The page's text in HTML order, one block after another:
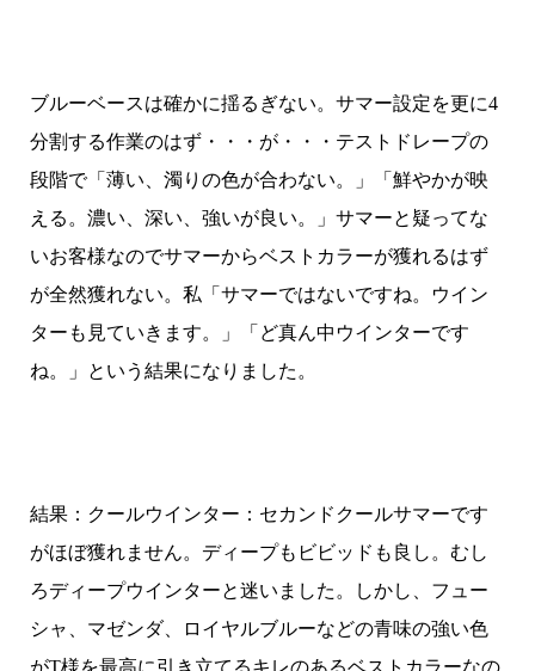
ブルーベースは確かに揺るぎない。サマー設定を更に4
分割する作業のはず・・・が・・・テストドレープの
段階で「薄い、濁りの色が合わない。」「鮮やかが映
える。濃い、深い、強いが良い。」サマーと疑ってな
いお客様なのでサマーからベストカラーが獲れるはず
が全然獲れない。私「サマーではないですね。ウイン
ターも見ていきます。」「ど真ん中ウインターです
ね。」という結果になりました。
結果：クールウインター：セカンドクールサマーです
がほぼ獲れません。ディープもビビッドも良し。むし
ろディープウインターと迷いました。しかし、フュー
シャ、マゼンダ、ロイヤルブルーなどの青味の強い色